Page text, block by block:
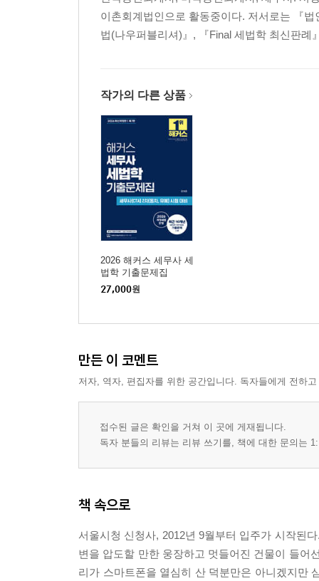
대주주의 무궁한 영광을 위하여
회장님들의 초현실적인 재테크
회사를 위해 오늘도 난 달린다
5. 당신이 비행기를 탈 때 벌어지는 일들
“인천공항에서 환전해야겠다”
인천공항 환전소에서 일하는 은행 직원은 월급이
넉넉한 면세점 쿠폰 인심의 비밀
99만 원에 해결된다는 홈쇼핑 저가여행의 착각
왜 가이드는 스킨스쿠버를 권할까?
환율방어는 월급쟁이가 떠안는다
물가가 치솟아도 조금만 더 견디세요
수출이 잘 되면 우리 삶이 나아질 테니 조금만 더
6. 고객님 덕분이죠, 한국의 은행들
직장인들에게 단골은행이란?
직장인들에게 너무 새침한 은행
월급통장은 은행의 화수분
이촌회계법인으로 활동중이다. 저서로는 『
법(나우퍼블리셔)』, 『Final 세법학 최신판
작가의 다른 상품
2026 해커스 세무사 세
법학 기출문제집
27,000원
만든 이 코멘트
저자, 역자, 편집자를 위한 공간입니다. 독자들에게 전하
접수된 글은 확인을 거쳐 이 곳에 게재됩니다.
독자 분들의 리뷰는 리뷰 쓰기를, 책에 대한 문의는
책 속으로
서울시청 신청사, 2012년 9월부터 입주가 시작된
변을 압도할 만한 웅장하고 멋들어진 건물이 들어
리가 스마트폰을 열심히 산 덕분만은 아니겠지만